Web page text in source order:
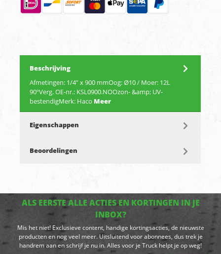
Beschrijving
Afmetingen: 1/4” x 900 mmOog: Ø10 / Moer: 12L
90ºVerg. OE-nr.: KSL0900.NOOzon- &amp; UV-
bestendigMerk: Haco Meer
Eigenschappen
Beoordelingen
ALS EERSTE ALLE ACTIES EN KORTINGEN IN JE
INBOX?
Mis het niet! Exclusieve content, handige kortingsacties, de nieuwste
producten en nog veel meer. Uitsluitend voor abonnees, dus trek je
handrem aan en schrijf je nu in. Alles voor je Truck helpt je op weg!